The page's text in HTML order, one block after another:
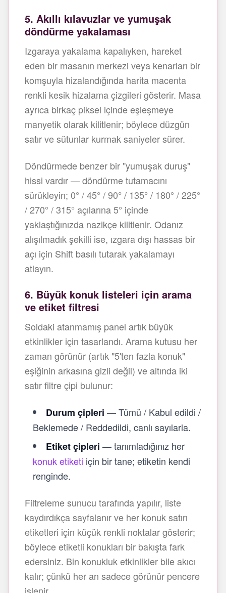
5. Akıllı kılavuzlar ve yumuşak
döndürme yakalaması
Izgaraya yakalama kapalıyken, hareket
eden bir masanın merkezi veya kenarları bir
komşuyla hizalandığında harita macenta
renkli kesik hizalama çizgileri gösterir. Masa
ayrıca birkaç piksel içinde eşleşmeye
manyetik olarak kilitlenir; böylece düzgün
satır ve sütunlar kurmak saniyeler sürer.
Döndürmede benzer bir "yumuşak duruş"
hissi vardır — döndürme tutamacını
sürükleyin; 0° / 45° / 90° / 135° / 180° / 225°
/ 270° / 315° açılarına 5° içinde
yaklaştığınızda nazikçe kilitlenir. Odanız
alışılmadık şekilli ise, ızgara dışı hassas bir
açı için Shift basılı tutarak yakalamayı
atlayın.
6. Büyük konuk listeleri için arama
ve etiket filtresi
Soldaki atanmamış panel artık büyük
etkinlikler için tasarlandı. Arama kutusu her
zaman görünür (artık "5'ten fazla konuk"
eşiğinin arkasına gizli değil) ve altında iki
satır filtre çipi bulunur:
Durum çipleri — Tümü / Kabul edildi /
Beklemede / Reddedildi, canlı sayılarla.
Etiket çipleri — tanımladığınız her
konuk etiketi için bir tane; etiketin kendi
renginde.
Filtreleme sunucu tarafında yapılır, liste
kaydırdıkça sayfalanır ve her konuk satırı
etiketleri için küçük renkli noktalar gösterir;
böylece etiketli konukları bir bakışta fark
edersiniz. Bin konukluk etkinlikler bile akıcı
kalır; çünkü her an sadece görünür pencere